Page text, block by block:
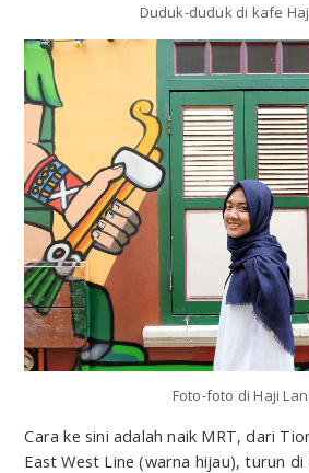
Duduk-duduk di kafe
Foto-foto di Haji
Cara ke sini adalah naik MRT, dari
East West Line (warna hijau), turun